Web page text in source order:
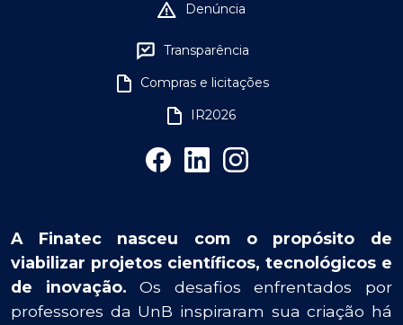
Denúncia
Transparência
Compras e licitações
IR2026
A Finatec nasceu com o propósito de
viabilizar projetos científicos, tecnológicos e
de inovação. Os desafios enfrentados por
professores da UnB inspiraram sua criação há